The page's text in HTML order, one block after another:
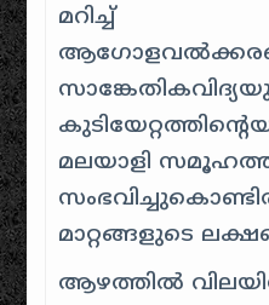
മറിച്ച്
മലയാളി
മാറ്റങ്ങളുടെ
ആഴത്തിൽ